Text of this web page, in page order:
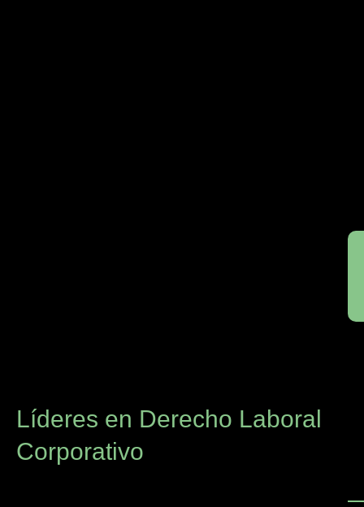
Líderes en Derecho Laboral
Corporativo